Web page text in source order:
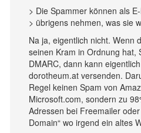
> Die Spammer können als
> übrigens nehmen, was sie
Na ja, eigentlich nicht. Wenn
seinen Kram in Ordnung hat,
DMARC, dann kann
dorotheum.at versenden.
Regel keinen Spam von
Microsoft.com, sondern zu
Adressen bei Freemailer
Domain“ wo irgend ein altes